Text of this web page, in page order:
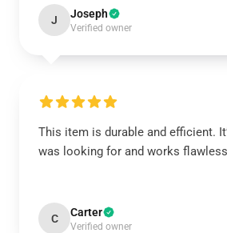
J Joseph
Verified owner
This item is durable and efficient.
was looking for and works
C Carter
Verified owner